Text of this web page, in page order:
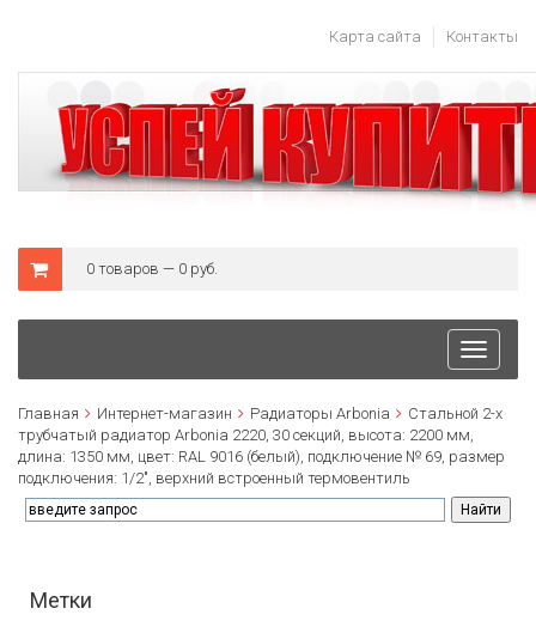
Карта сайта Контакты
0 товаров — 0 руб.
Toggle
Главная Интернет-магазин Радиаторы Arbonia
Стальной 2-х
трубчатый радиатор Arbonia 2220, 30 секций, высота: 2200 мм,
длина: 1350 мм, цвет: RAL 9016 (белый), подключение № 69, размер
подключения: 1/2", верхний встроенный термовентиль
Метки